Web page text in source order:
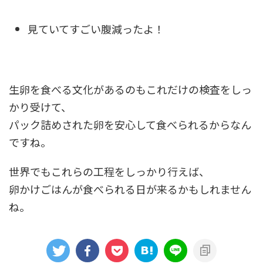
見ていてすごい腹減ったよ！
生卵を食べる文化があるのもこれだけの検査をしっ
かり受けて、
パック詰めされた卵を安心して食べられるからなん
ですね。
世界でもこれらの工程をしっかり行えば、
卵かけごはんが食べられる日が来るかもしれません
ね。